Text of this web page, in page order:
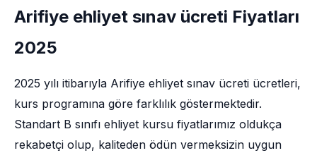
Arifiye ehliyet sınav ücreti Fiyatları
2025
2025 yılı itibarıyla Arifiye ehliyet sınav ücreti ücretleri,
kurs programına göre farklılık göstermektedir.
Standart B sınıfı ehliyet kursu fiyatlarımız oldukça
rekabetçi olup, kaliteden ödün vermeksizin uygun